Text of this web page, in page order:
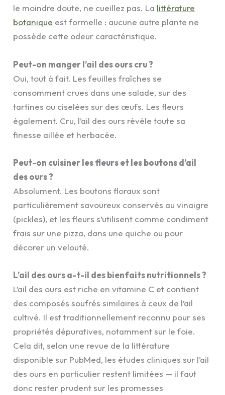
le moindre doute, ne cueillez pas. La littérature
botanique est formelle : aucune autre plante ne
possède cette odeur caractéristique.
Peut-on manger l’ail des ours cru ?
Oui, tout à fait. Les feuilles fraîches se
consomment crues dans une salade, sur des
tartines ou ciselées sur des œufs. Les fleurs
également. Cru, l’ail des ours révèle toute sa
finesse aillée et herbacée.
Peut-on cuisiner les fleurs et les boutons d’ail
des ours ?
Absolument. Les boutons floraux sont
particulièrement savoureux conservés au vinaigre
(pickles), et les fleurs s’utilisent comme condiment
frais sur une pizza, dans une quiche ou pour
décorer un velouté.
L’ail des ours a-t-il des bienfaits nutritionnels ?
L’ail des ours est riche en vitamine C et contient
des composés soufrés similaires à ceux de l’ail
cultivé. Il est traditionnellement reconnu pour ses
propriétés dépuratives, notamment sur le foie.
Cela dit, selon une revue de la littérature
disponible sur PubMed, les études cliniques sur l’ail
des ours en particulier restent limitées — il faut
donc rester prudent sur les promesses